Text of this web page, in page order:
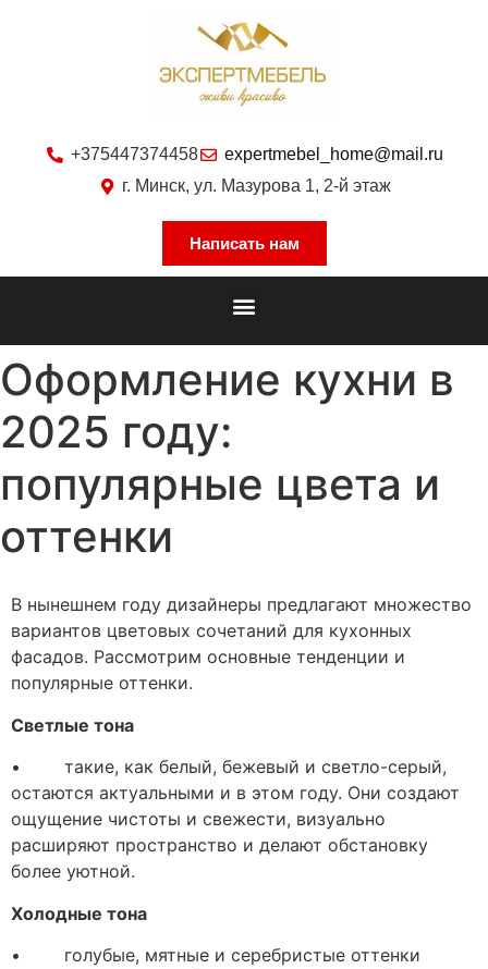
+375447374458
expertmebel_home@mail.ru
г. Минск, ул. Мазурова 1, 2-й этаж
Написать нам
Оформление кухни в
2025 году:
популярные цвета и
оттенки
В нынешнем году дизайнеры предлагают множество
вариантов цветовых сочетаний для кухонных
фасадов. Рассмотрим основные тенденции и
популярные оттенки.
Светлые тона
• такие, как белый, бежевый и светло-серый,
остаются актуальными и в этом году. Они создают
ощущение чистоты и свежести, визуально
расширяют пространство и делают обстановку
более уютной.
Холодные тона
• голубые, мятные и серебристые оттенки